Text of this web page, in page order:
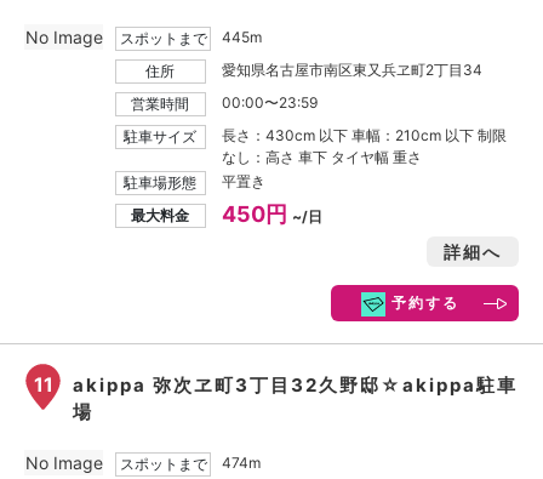
スポットまで
445m
住所
愛知県名古屋市南区東又兵ヱ町2丁目34
営業時間
00:00〜23:59
駐車サイズ
長さ：430cm 以下 車幅：210cm 以下 制限
なし：高さ 車下 タイヤ幅 重さ
駐車場形態
平置き
最大料金
450円 ~/日
詳細へ
予約する
No Image
11
akippa 弥次ヱ町3丁目32久野邸☆akippa駐車
場
スポットまで
474m
No Image